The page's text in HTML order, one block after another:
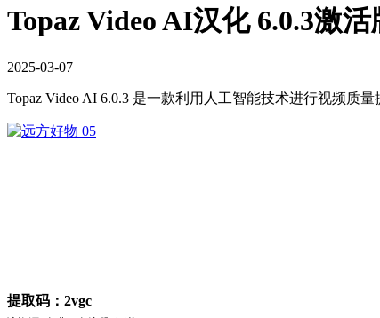
Topaz Video AI汉化 6.0.3激活
2025-03-07
Topaz Video AI 6.0.3 是一款利用人工智能技术进行视频质
提取码：2vgc